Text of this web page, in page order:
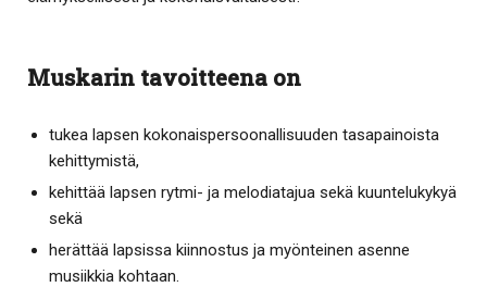
Muskarin tavoitteena on
tukea lapsen kokonaispersoonallisuuden tasapainoista
kehittymistä,
kehittää lapsen rytmi- ja melodiatajua sekä kuuntelukykyä
sekä
herättää lapsissa kiinnostus ja myönteinen asenne
musiikkia kohtaan.